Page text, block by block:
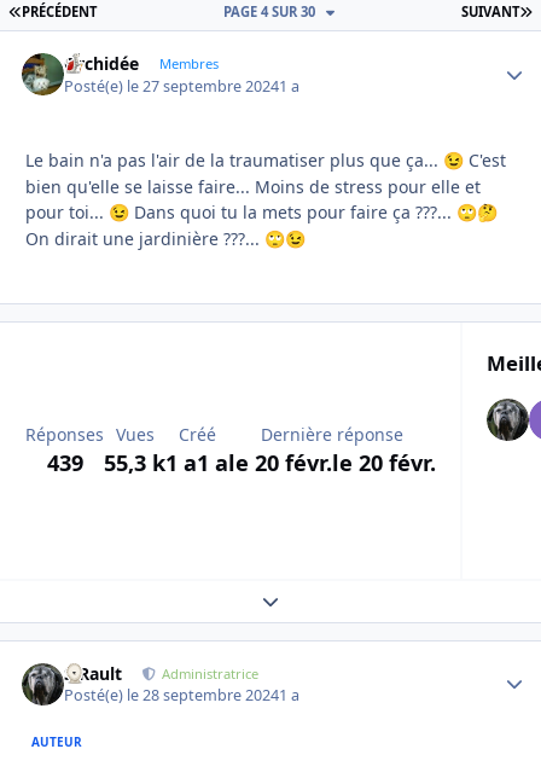
PREMIÈRE PAGE
PRÉCÉDENT SUIVANT
PAGE 4 SUR 30
Orchidée Membres
Posté(e) le 27 septembre 20241 a
Le bain n'a pas l'air de la traumatiser plus que ça... 😉 C'est
bien qu'elle se laisse faire... Moins de stress pour elle et
pour toi... 😉 Dans quoi tu la mets pour faire ça ???... 🙄🤔
On dirait une jardinière ???... 🙄😉
Réponses
439
Vues
55,3 k
Créé
1 a1 a
Dernière réponse
le 20 févr.le 20 févr.
Expand topic overview
S.Rault Administratrice
Posté(e) le 28 septembre 20241 a
AUTEUR